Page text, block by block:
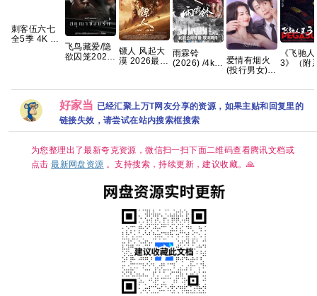
刺客伍六七
全5季 4K 国
飞鸟藏爱/隐
欲囚笼2026
镖人 风起大
漠 2026最新
音轨 内嵌简
繁字幕
雨霖铃
(2026) /4k超
克/百度网盘
【单集1～
8GB】
爱情有烟火
(投行男女)
《飞驰
3》（附
本煜 魏
溢 范丞
艺洲
动/4K电
好家当 已经汇聚上万T网友分享的资源，如果主贴和回复里的
链接失效，请尝试在站内搜索框搜索
为您整理出了最新夸克资源，微信扫一扫下面二维码查看腾讯文档或
点击最新网盘资源 。支持搜索，持续更新，建议收藏。🙏